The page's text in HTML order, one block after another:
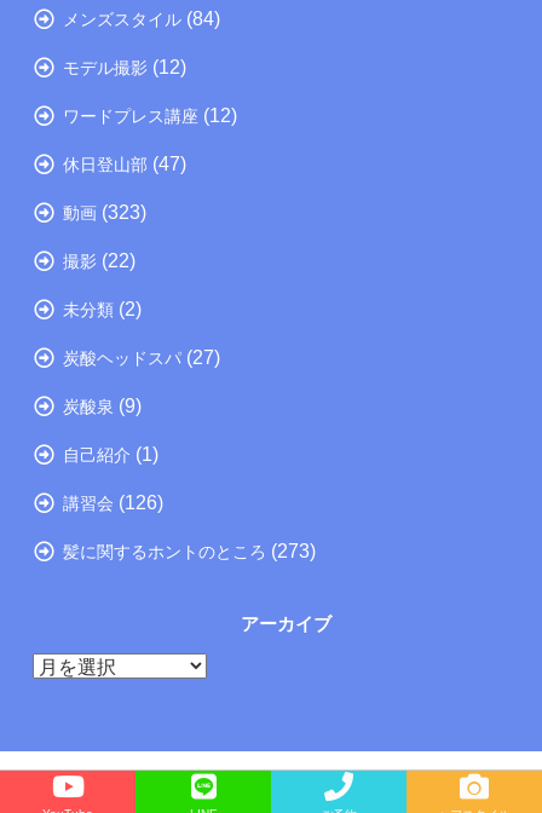
メンズスタイル (84)
モデル撮影 (12)
ワードプレス講座 (12)
休日登山部 (47)
動画 (323)
撮影 (22)
未分類 (2)
炭酸ヘッドスパ (27)
炭酸泉 (9)
自己紹介 (1)
講習会 (126)
髪に関するホントのところ (273)
アーカイブ
ア
ブ
Copyright©
たつの市の美容院メーカー講師が教えるぺったんこ髪の解決方法ブログ, 2026 All